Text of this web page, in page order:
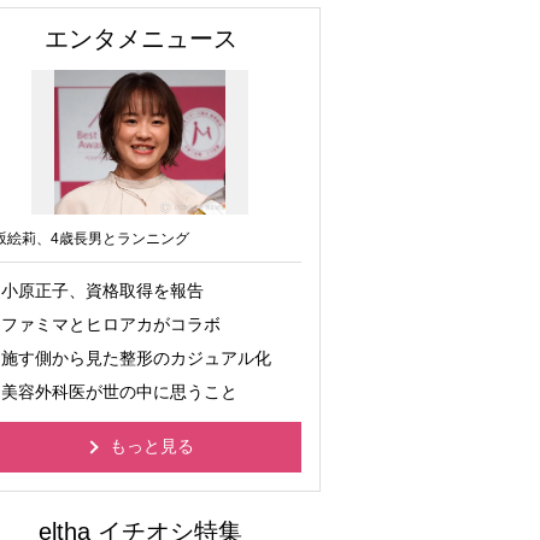
エンタメニュース
絵莉、4歳長男とランニング
小原正子、資格取得を報告
ファミマとヒロアカがコラボ
施す側から見た整形のカジュアル化
美容外科医が世の中に思うこと
もっと見る